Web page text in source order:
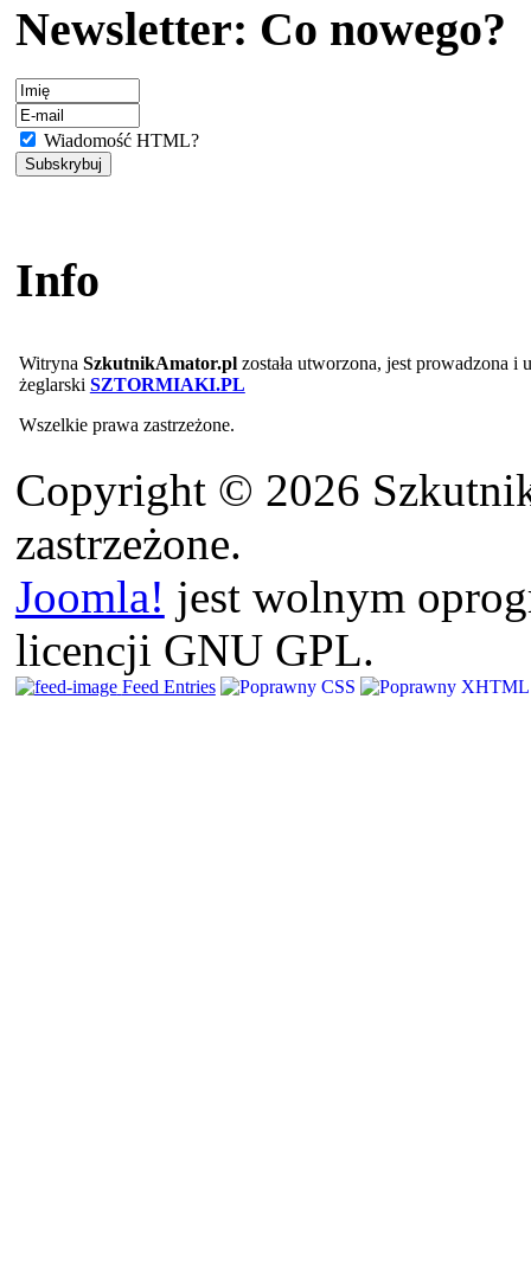
Newsletter: Co nowego?
Wiadomość HTML?
Info
Witryna SzkutnikAmator.plzostała utworzona, jest prowadzona i
żeglarski SZTORMIAKI.PL
Wszelkie prawa zastrzeżone.
Copyright © 2026
zastrzeżone.
Joomla! jest wolnym
licencji GNU GPL.
Feed Entries